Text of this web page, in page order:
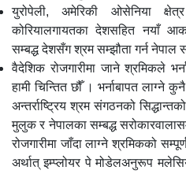
युरोपेली, अमेरिकी ओसेनिया
कोरियालगायतका देशसहित नयाँ
सम्बद्ध देशसँग श्रम सम्झौता गर्न नेपाल
वैदेशिक रोजगारीमा जाने श्रमिकले
हामी चिन्तित छौँ । भर्नाबापत लाग्ने
अन्तर्राष्ट्रिय श्रम संगठनको
मुलुक र नेपालका सम्बद्ध
रोजगारीमा जाँदा लाग्ने श्रमिकको
अर्थात् इम्प्लोयर पे मोडेलअनुरूप